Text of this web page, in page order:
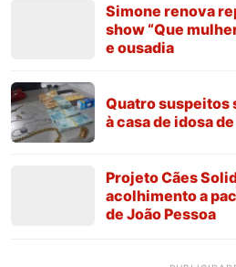
Simone renova
show “Que
e ousadia
Quatro suspeitos
à casa de idosa
Projeto Cães
acolhimento a
de João Pessoa